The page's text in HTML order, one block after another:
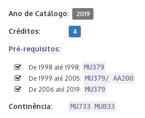
Ano de Catálogo: 2019
Créditos: 4
Pré-requisitos:
De 1998 até 1998: MU379
De 1999 até 2005: MU379/ AA200
De 2006 até 2019: MU379
Continência: MU733 MU833